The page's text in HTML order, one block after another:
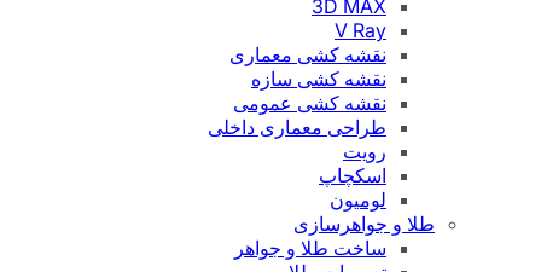
3D MAX
V Ray
نقشه کشی معماری
نقشه کشی سازه
نقشه کشی عمومی
طراحی معماری داخلی
رویت
اسکچاپ
لومیون
طلا و جواهرسازی
ساخت طلا و جواهر